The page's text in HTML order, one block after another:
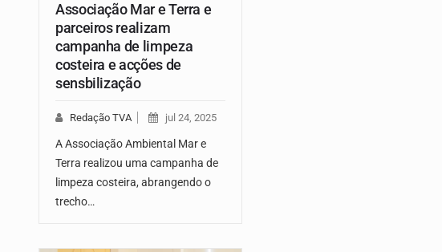
Associação Mar e Terra e
parceiros realizam
campanha de limpeza
costeira e acções de
sensbilização
Redação TVA jul 24, 2025
A Associação Ambiental Mar e
Terra realizou uma campanha de
limpeza costeira, abrangendo o
trecho…